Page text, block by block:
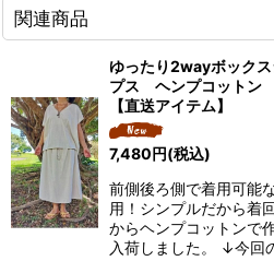
関連商品
ゆったり2wayボック
プス ヘンプコット
【直送アイテム】
7,480円(税込)
前側後ろ側で着用可能
用！シンプルだから着
からヘンプコットンで
入荷しました。 ↓今